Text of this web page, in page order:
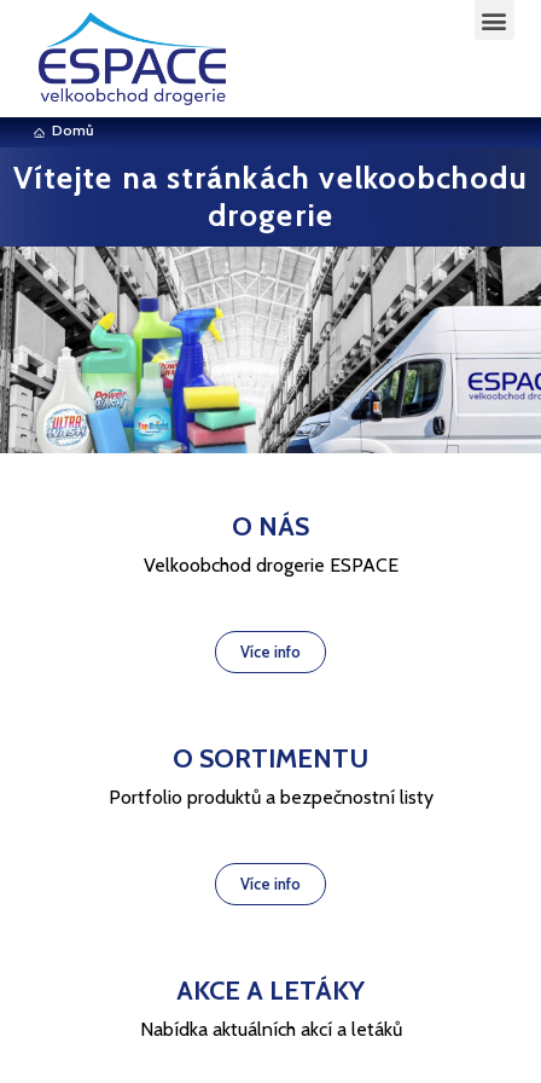
Domů
Vítejte na stránkách velkoobchodu
drogerie
O NÁS
Velkoobchod drogerie ESPACE
Více info
O SORTIMENTU
Portfolio produktů a bezpečnostní listy
Více info
AKCE A LETÁKY
Nabídka aktuálních akcí a letáků